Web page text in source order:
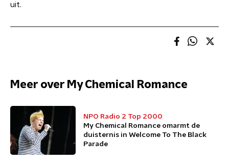
uit.
Meer over My Chemical Romance
NPO Radio 2 Top 2000
My Chemical Romance omarmt de
duisternis in Welcome To The Black
Parade